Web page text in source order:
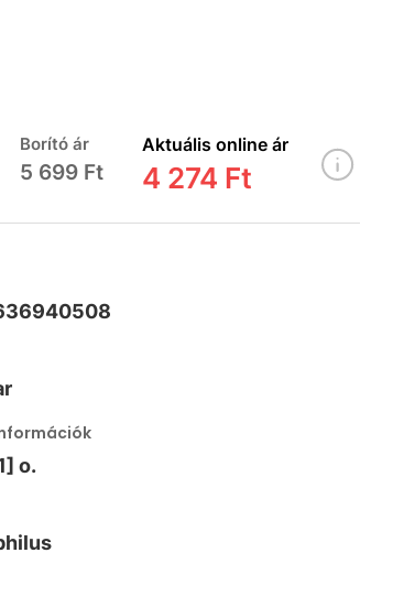
Borító ár
5 699 Ft
Aktuális online ár
4 274 Ft
o.